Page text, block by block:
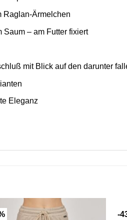
Raglan-Ärmelchen
Saum – am Futter fixiert
mit Blick auf den darunter
Eleganz
-